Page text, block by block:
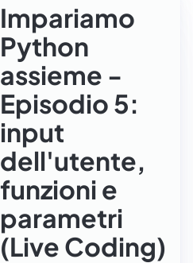
Impariamo
Python
assieme -
Episodio 5:
input
dell'utente,
funzioni e
parametri
(Live Coding)